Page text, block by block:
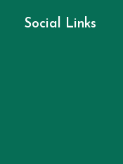
Social Links